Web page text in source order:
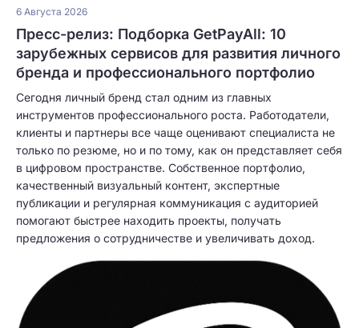
6 Августа 2026
Пресс-релиз: Подборка GetPayAll: 10
зарубежных сервисов для развития личного
бренда и профессионального портфолио
Сегодня личный бренд стал одним из главных
инструментов профессионального роста. Работодатели,
клиенты и партнеры все чаще оценивают специалиста не
только по резюме, но и по тому, как он представляет себя
в цифровом пространстве. Собственное портфолио,
качественный визуальный контент, экспертные
публикации и регулярная коммуникация с аудиторией
помогают быстрее находить проекты, получать
предложения о сотрудничестве и увеличивать доход.